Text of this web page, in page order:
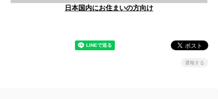
日本国内にお住まいの方向け
通報する